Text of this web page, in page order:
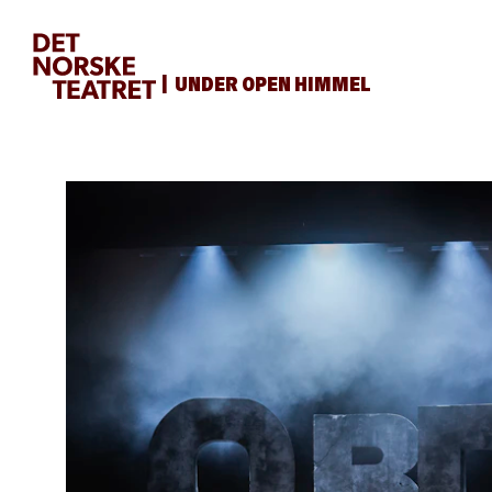
UNDER OPEN HIMMEL